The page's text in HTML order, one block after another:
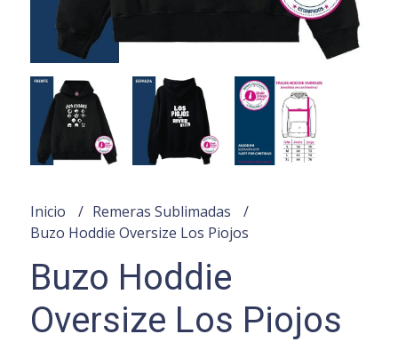
Inicio
Remeras Sublimadas
Buzo Hoddie Oversize Los Piojos
Buzo Hoddie
Oversize Los Piojos